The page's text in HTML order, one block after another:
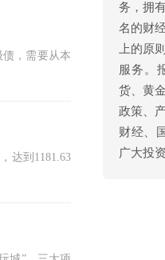
，需要从本
达到1181.63
务，拥
名的财
上的原
服务。
货、黄
政策、
财经、
广大投